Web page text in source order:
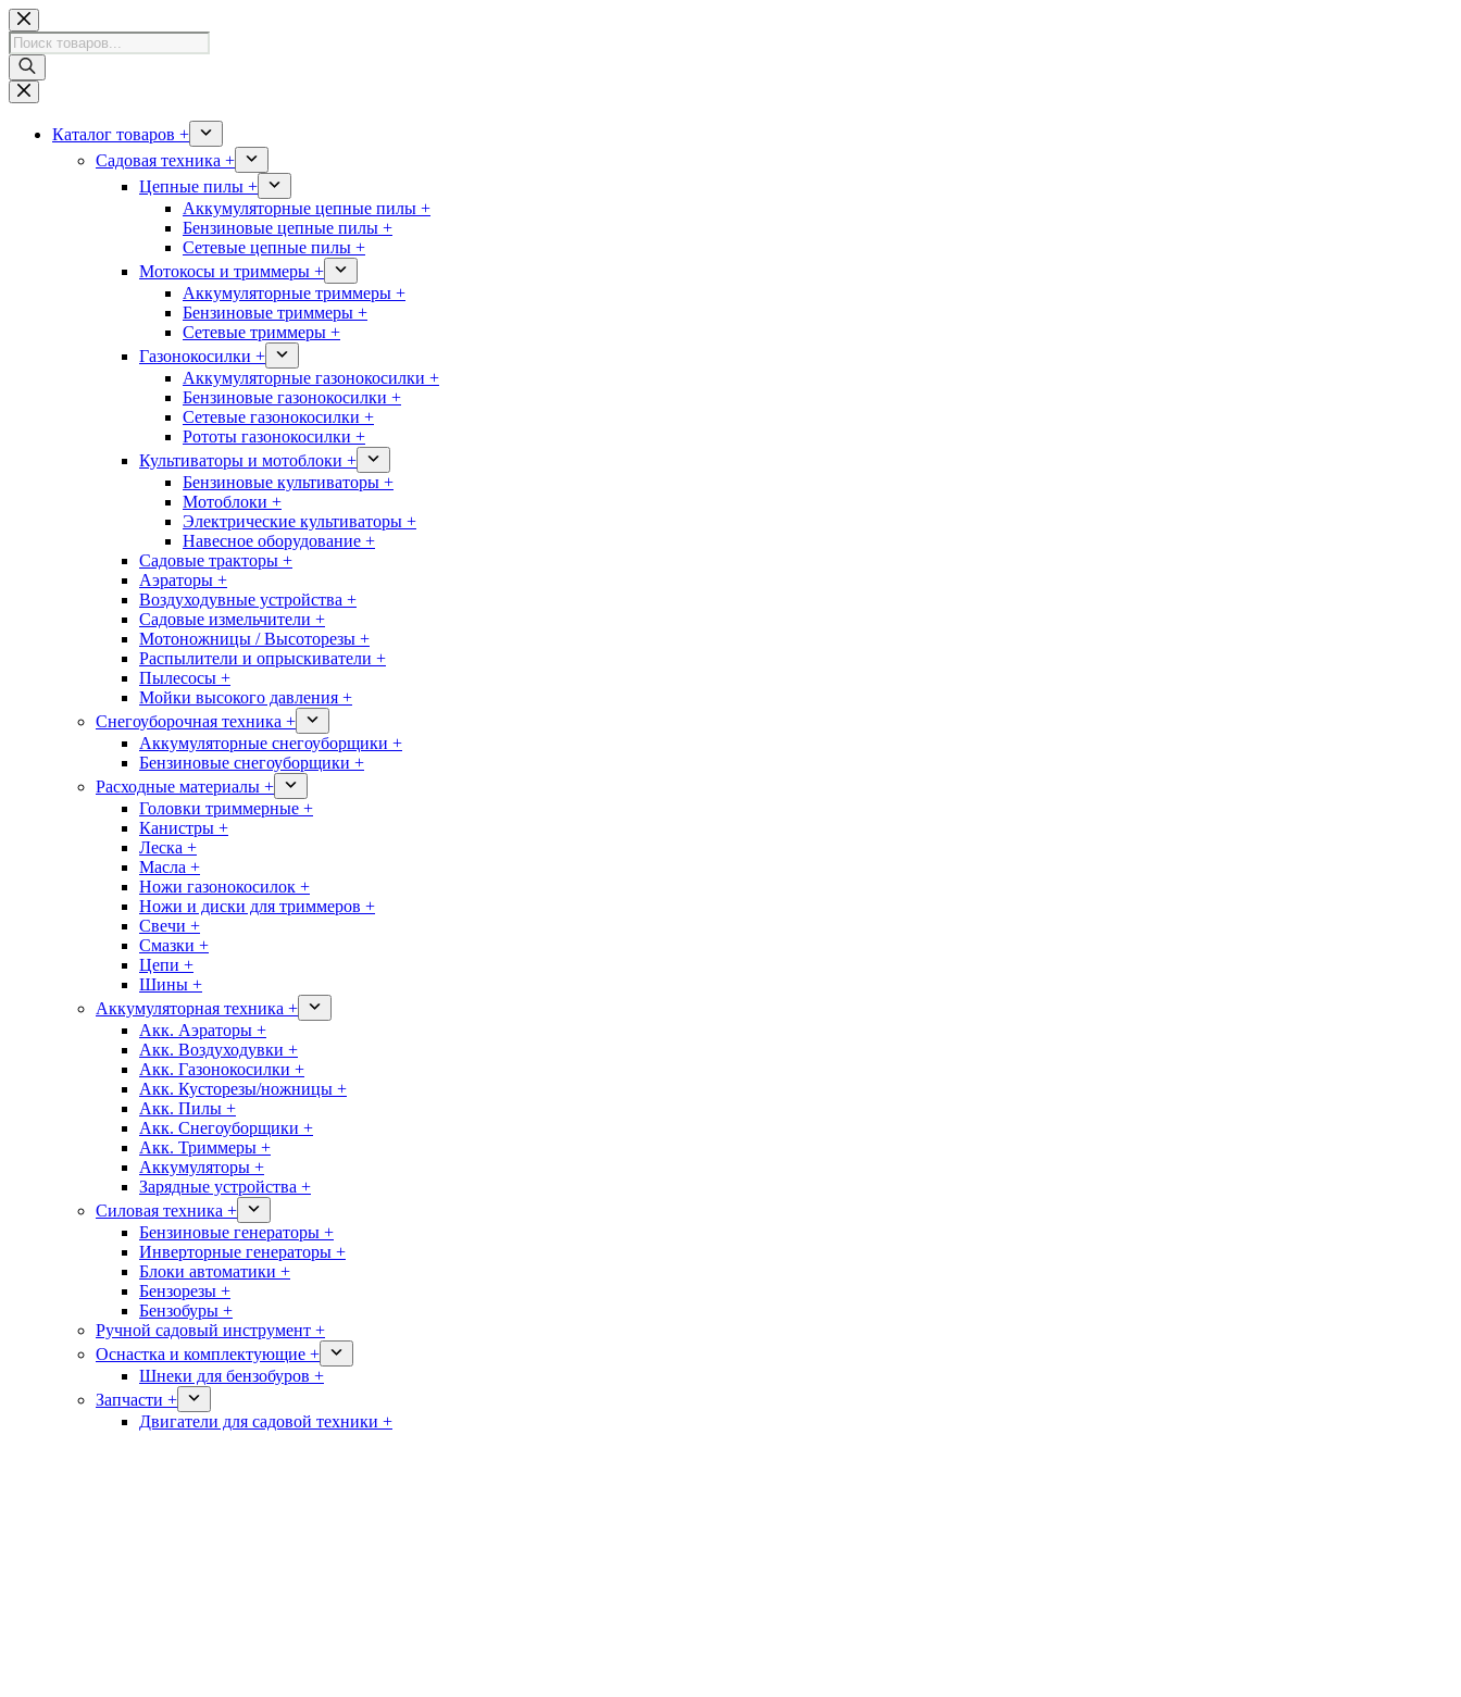
Перейти
к
сути
Поиск
товаров
Каталог товаров +
Садовая техника +
Цепные пилы +
Аккумуляторные цепные пилы +
Бензиновые цепные пилы +
Сетевые цепные пилы +
Мотокосы и триммеры +
Аккумуляторные триммеры +
Бензиновые триммеры +
Сетевые триммеры +
Газонокосилки +
Аккумуляторные газонокосилки +
Бензиновые газонокосилки +
Сетевые газонокосилки +
Рототы газонокосилки +
Культиваторы и мотоблоки +
Бензиновые культиваторы +
Мотоблоки +
Электрические культиваторы +
Навесное оборудование +
Садовые тракторы +
Аэраторы +
Воздуходувные устройства +
Садовые измельчители +
Мотоножницы / Высоторезы +
Распылители и опрыскиватели +
Пылесосы +
Мойки высокого давления +
Снегоуборочная техника +
Аккумуляторные снегоуборщики +
Бензиновые снегоуборщики +
Расходные материалы +
Головки триммерные +
Канистры +
Леска +
Масла +
Ножи газонокосилок +
Ножи и диски для триммеров +
Свечи +
Смазки +
Цепи +
Шины +
Аккумуляторная техника +
Акк. Аэраторы +
Акк. Воздуходувки +
Акк. Газонокосилки +
Акк. Кусторезы/ножницы +
Акк. Пилы +
Акк. Снегоуборщики +
Акк. Триммеры +
Аккумуляторы +
Зарядные устройства +
Силовая техника +
Бензиновые генераторы +
Инверторные генераторы +
Блоки автоматики +
Бензорезы +
Бензобуры +
Ручной садовый инструмент +
Оснастка и комплектующие +
Шнеки для бензобуров +
Запчасти +
Двигатели для садовой техники +